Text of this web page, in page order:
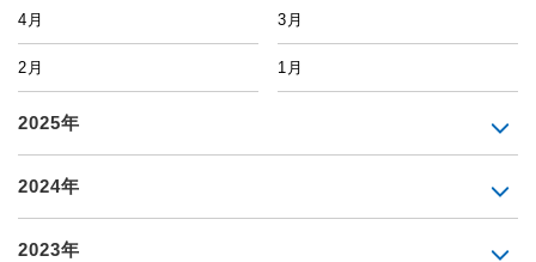
4月 3月
2月 1月
2025年
2024年
2023年